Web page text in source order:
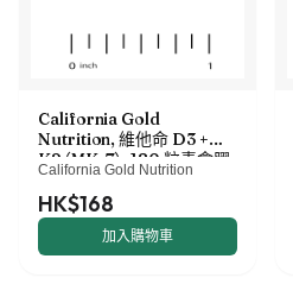
California Gold
Nutrition, 維他命 D3 +
K2（MK-7），180 粒素食膠
囊
California Gold Nutrition
HK$168
加入購物車